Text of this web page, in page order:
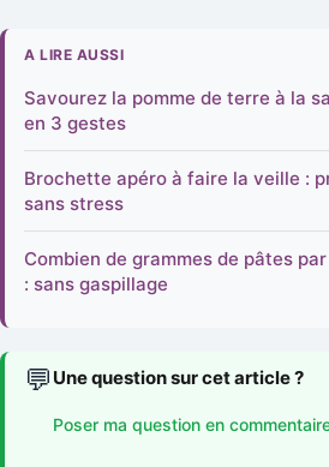
A LIRE AUSSI
Savourez la pomme de terre à la
en 3 gestes
Brochette apéro à faire la veille :
sans stress
Combien de grammes de pâtes
: sans gaspillage
💬 Une question sur cet article ?
Poser ma question en